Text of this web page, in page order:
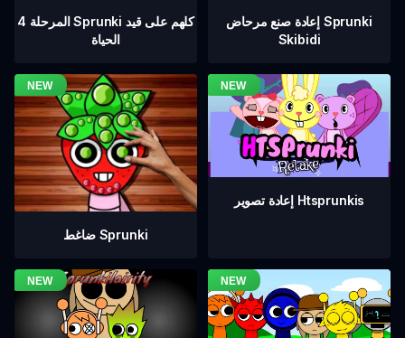
المرحلة 4 Sprunki كلهم على قيد
الحياة
إعادة صنع مرحاض Sprunki
Skibidi
ضاغط Sprunki
إعادة تصوير Htsprunkis